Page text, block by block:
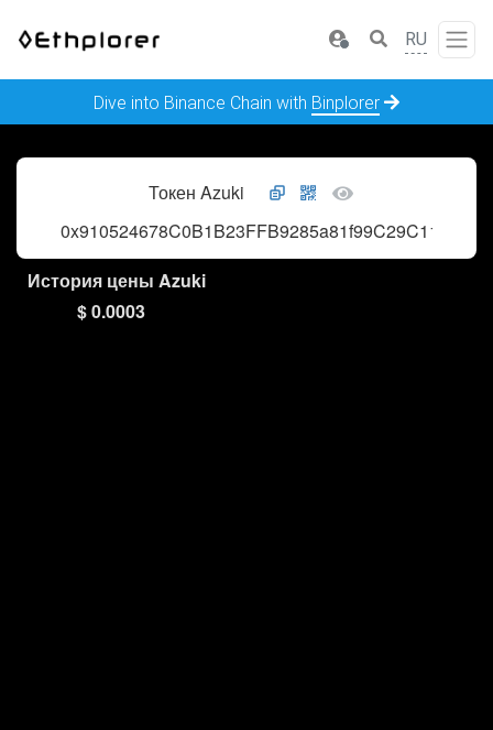
RU
Dive into Binance Chain with Binplorer
Токен Azuki
История цены Azuki
$ 0.0003